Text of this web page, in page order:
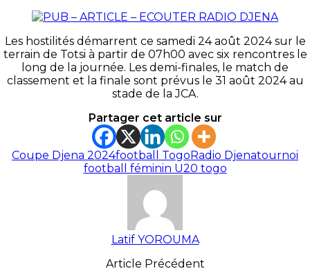
Les hostilités démarrent ce samedi 24 août 2024 sur le
terrain de Totsi à partir de 07h00 avec six rencontres le
long de la journée. Les demi-finales, le match de
classement et la finale sont prévus le 31 août 2024 au
stade de la JCA.
Partager cet article sur
Coupe Djena 2024football TogoRadio Djenatournoi
football féminin U20 togo
Latif YOROUMA
Article Précédent